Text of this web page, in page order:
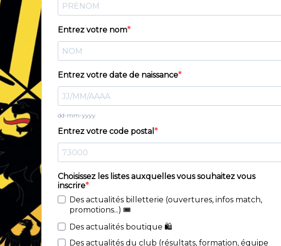
Entrez votre nom
Entrez votre date de naissance
dd-mm-yyyy
Entrez votre code postal
Choisissez les listes auxquelles vous souhaitez vous
inscrire
Des actualités billetterie (ouvertures, infos match,
promotions...) 🎟️
Des actualités boutique 🛍️
Des actualités du club (résultats, formation, équipe